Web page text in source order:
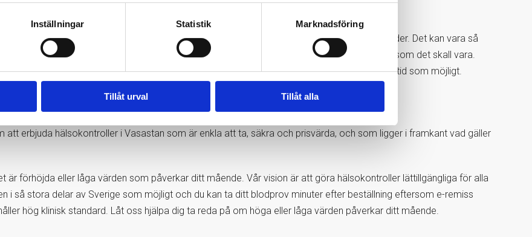
Inställningar Statistik Marknadsföring
Tillåt urval Tillåt alla
på vissa labb. Du behöver vara 18 år eller äldre för att kunna beställa hälsoundersökning.
blodvärden kan det vara värdefullt att göra hälsoundersökningen varje år från en viss ålder. Det kan vara så
och att det därmed inte visar något som ligger utanför det normala, och då är allt som det skall vara.
värde behöver undersökas ytterligare. Om så är fallet är det bra att ha varit ute i så god tid som möjligt.
att erbjuda hälsokontroller i Vasastan som är enkla att ta, säkra och prisvärda, och som ligger i framkant vad gäller
förhöjda eller låga värden som påverkar ditt mående. Vår vision är att göra hälsokontroller lättillgängliga för alla
i så stora delar av Sverige som möjligt och du kan ta ditt blodprov minuter efter beställning eftersom e-remiss
hög klinisk standard. Låt oss hjälpa dig ta reda på om höga eller låga värden påverkar ditt mående.